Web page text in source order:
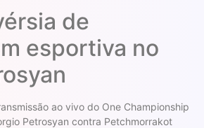
de
esportiva no
ao vivo do One Championship
Petrosyan contra Petchmorrakot